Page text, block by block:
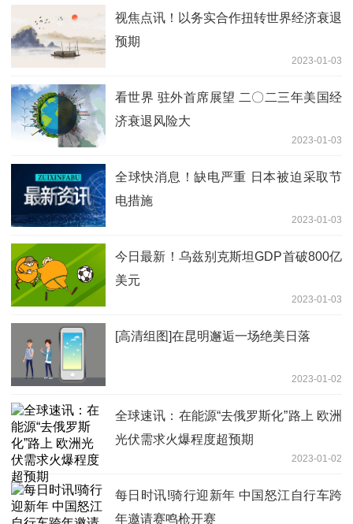
视焦点讯！以务实合作扭转世界经济衰退
预期
2023-01-03
看世界 驻外首席展望 二〇二三年美国经
济衰退风险大
2023-01-03
全球快消息！缺电严重 日本被迫采取节
电措施
2023-01-03
今日最新！乌兹别克斯坦GDP首破800亿
美元
2023-01-03
[高清组图]在昆明邂逅一场绝美日落
2023-01-02
全球速讯：在能源“去俄罗斯化”路上 欧洲
光伏需求火爆程度超预期
2023-01-02
每日时讯!骑行迎新年 中国怒江自行车跨
年邀请赛鸣枪开赛